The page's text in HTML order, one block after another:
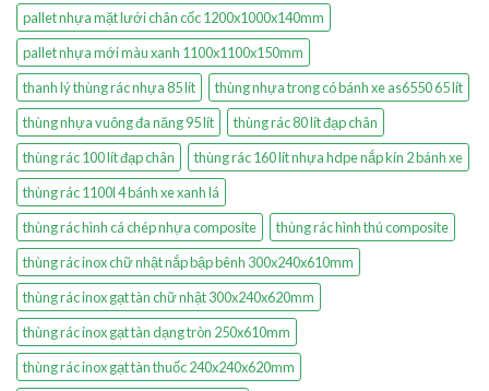
pallet nhựa mặt lưới chân cốc 1200x1000x140mm
pallet nhựa mới màu xanh 1100x1100x150mm
thanh lý thùng rác nhựa 85 lít
thùng nhựa trong có bánh xe as6550 65 lít
thùng nhựa vuông đa năng 95 lít
thùng rác 80 lít đạp chân
thùng rác 100 lít đạp chân
thùng rác 160 lít nhựa hdpe nắp kín 2 bánh xe
thùng rác 1100l 4 bánh xe xanh lá
thùng rác hình cá chép nhựa composite
thùng rác hình thú composite
thùng rác inox chữ nhật nắp bập bênh 300x240x610mm
thùng rác inox gạt tàn chữ nhật 300x240x620mm
thùng rác inox gạt tàn dạng tròn 250x610mm
thùng rác inox gạt tàn thuốc 240x240x620mm